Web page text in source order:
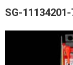
SG-11134201-